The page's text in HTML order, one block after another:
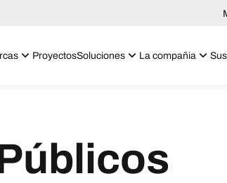
ProyectosSoluciones La compañia